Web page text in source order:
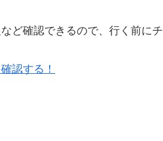
ど確認できるので、行く前にチ
認する！